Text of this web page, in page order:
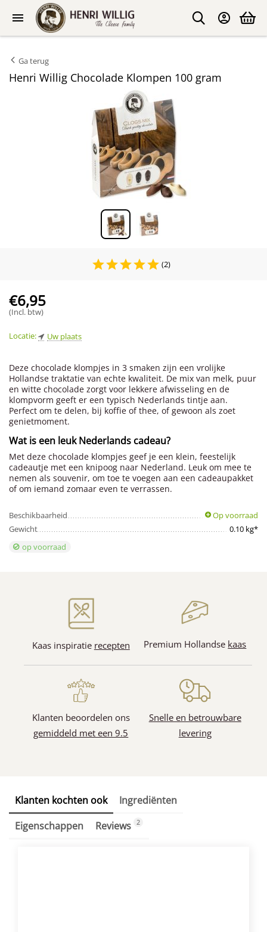
Ga terug
Henri Willig Chocolade Klompen 100 gram
(2)
€6,95
(Incl. btw)
Locatie: Uw plaats
Deze chocolade klompjes in 3 smaken zijn een vrolijke
Hollandse traktatie van echte kwaliteit. De mix van melk, puur
en witte chocolade zorgt voor lekkere afwisseling en de
klompvorm geeft er een typisch Nederlands tintje aan.
Perfect om te delen, bij koffie of thee, of gewoon als zoet
genietmoment.
Wat is een leuk Nederlands cadeau?
Met deze chocolade klompjes geef je een klein, feestelijk
cadeautje met een knipoog naar Nederland. Leuk om mee te
nemen als souvenir, om toe te voegen aan een cadeaupakket
of om iemand zomaar even te verrassen.
Beschikbaarheid
Op voorraad
Gewicht
0.10 kg*
op voorraad
Kaas inspiratie recepten Premium Hollandse kaas
Klanten beoordelen ons
gemiddeld met een 9.5
Snelle en betrouwbare
levering
Klanten kochten ook
Ingrediënten
Eigenschappen
Reviews 2